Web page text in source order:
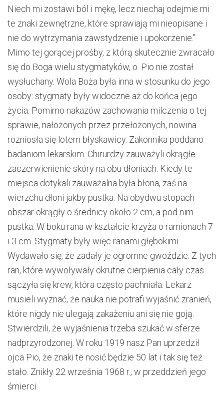
Niech mi zostawi ból i mękę, lecz niechaj odejmie mi
te znaki zewnętrzne, które sprawiają mi nieopisane i
nie do wytrzymania zawstydzenie i upokorzenie."
Mimo tej gorącej prośby, z którą skutecznie zwracało
się do Boga wielu stygmatyków, o. Pio nie został
wysłuchany. Wola Boża była inna w stosunku do jego
osoby: stygmaty były widoczne aż do końca jego
życia. Pomimo nakazów zachowania milczenia o tej
sprawie, nałożonych przez przełożonych, nowina
rozniosła się lotem błyskawicy. Zakonnika poddano
badaniom lekarskim. Chirurdzy zauważyli okrągłe
zaczerwienienie skóry na obu dłoniach. Kiedy te
miejsca dotykali zauważalna była błona, zaś na
wierzchu dłoni jakby pustka. Na obydwu stopach
obszar okrągły o średnicy około 2 cm, a pod nim
pustka. W boku rana w kształcie krzyża o ramionach 7
i 3 cm. Stygmaty były więc ranami głębokimi.
Wydawało się, że zadały je ogromne gwoździe. Z tych
ran, które wywoływały okrutne cierpienia cały czas
sączyła się krew, która często pachniała. Lekarz
musieli wyznać, że nauka nie potrafi wyjaśnić zranień,
które nigdy nie ulegają zakażeniu ani się nie goją.
Stwierdzili, że wyjaśnienia trzeba szukać w sferze
nadprzyrodzonej. W roku 1919 nasz Pan uprzedził
ojca Pio, że znaki te nosić będzie 50 lat i tak się też
stało. Znikły 22 września 1968 r., w przeddzień jego
śmierci.